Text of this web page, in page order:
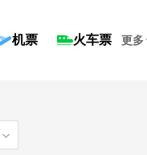
机票 火车票 更多